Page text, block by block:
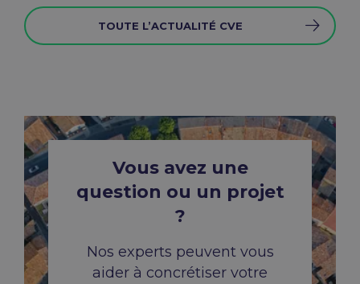
TOUTE L’ACTUALITÉ CVE
Vous avez une
question ou un projet
?
Nos experts peuvent vous
aider à concrétiser votre